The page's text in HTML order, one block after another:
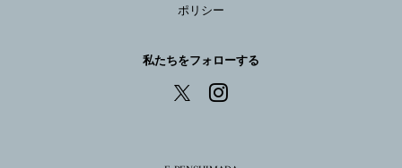
ポリシー
私たちをフォローする